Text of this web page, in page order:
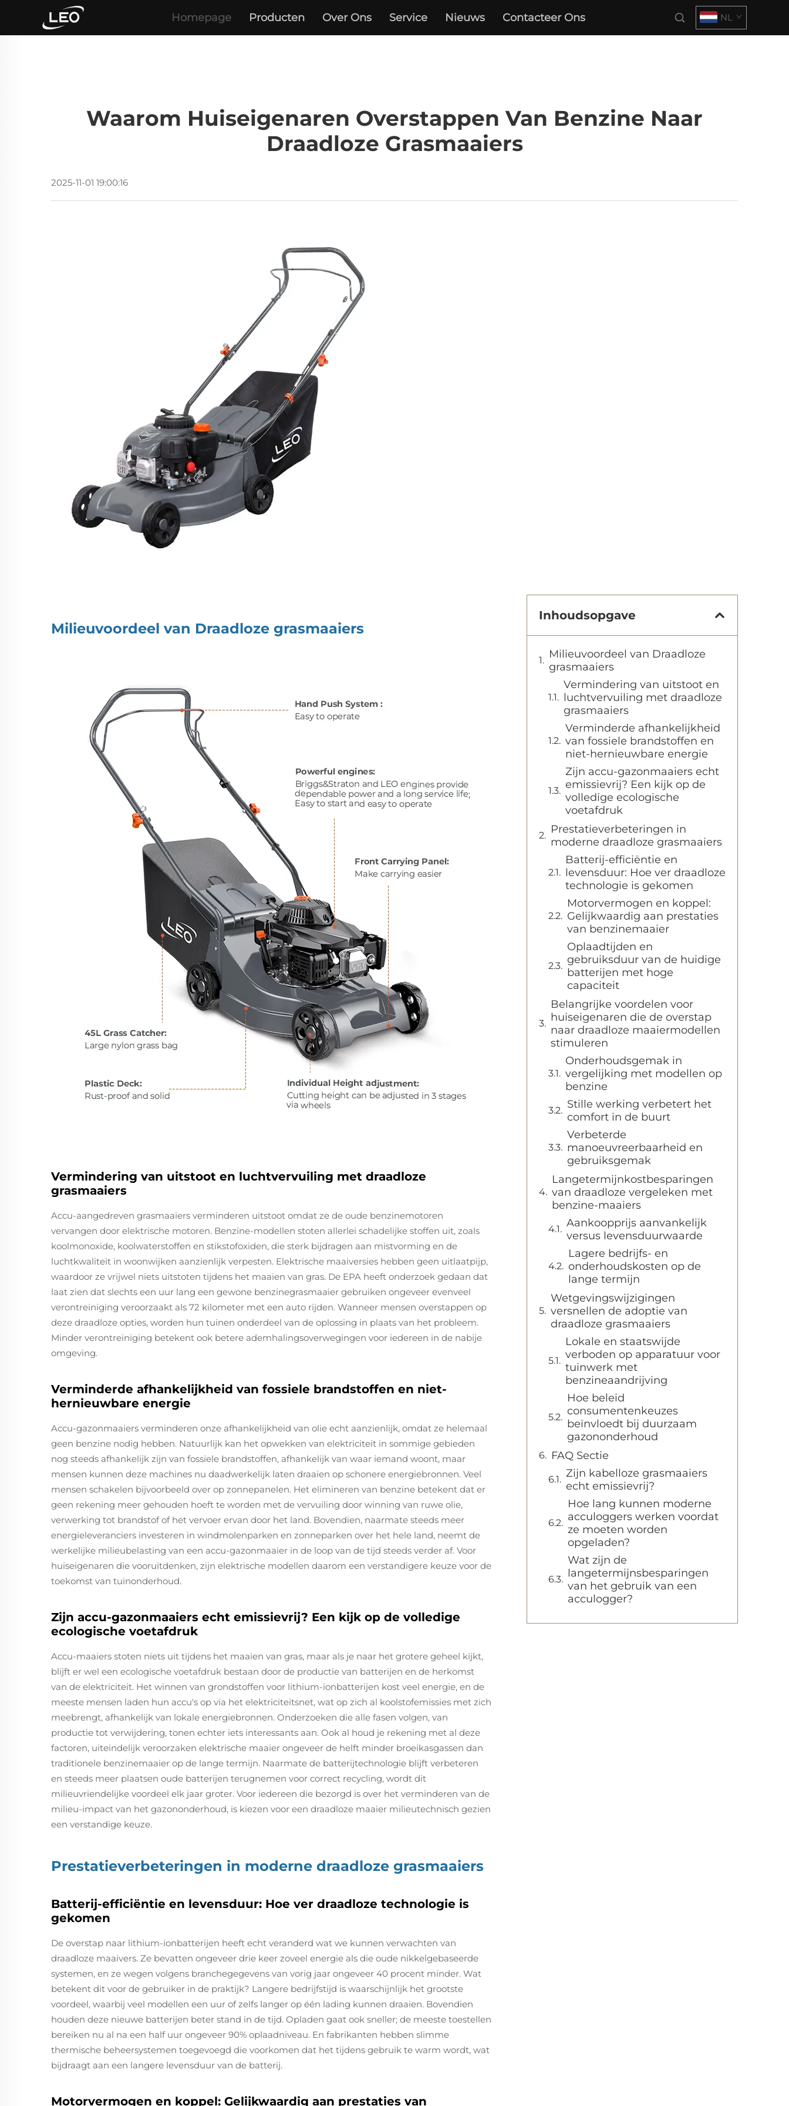
Homepage Producten Over Ons Service Nieuws Contacteer Ons NL
Waarom Huiseigenaren Overstappen Van Benzine Naar
Draadloze Grasmaaiers
2025-11-01 19:00:16
Milieuvoordeel van Draadloze grasmaaiers
Vermindering van uitstoot en luchtvervuiling met draadloze
grasmaaiers
Accu-aangedreven grasmaaiers verminderen uitstoot omdat ze de oude benzinemotoren
vervangen door elektrische motoren. Benzine-modellen stoten allerlei schadelijke stoffen uit, zoals
koolmonoxide, koolwaterstoffen en stikstofoxiden, die sterk bijdragen aan mistvorming en de
luchtkwaliteit in woonwijken aanzienlijk verpesten. Elektrische maaiversies hebben geen uitlaatpijp,
waardoor ze vrijwel niets uitstoten tijdens het maaien van gras. De EPA heeft onderzoek gedaan dat
laat zien dat slechts een uur lang een gewone benzinegrasmaaier gebruiken ongeveer evenveel
verontreiniging veroorzaakt als 72 kilometer met een auto rijden. Wanneer mensen overstappen op
deze draadloze opties, worden hun tuinen onderdeel van de oplossing in plaats van het probleem.
Minder verontreiniging betekent ook betere ademhalingsoverwegingen voor iedereen in de nabije
omgeving.
Verminderde afhankelijkheid van fossiele brandstoffen en niet-
hernieuwbare energie
Accu-gazonmaaiers verminderen onze afhankelijkheid van olie echt aanzienlijk, omdat ze helemaal
geen benzine nodig hebben. Natuurlijk kan het opwekken van elektriciteit in sommige gebieden
nog steeds afhankelijk zijn van fossiele brandstoffen, afhankelijk van waar iemand woont, maar
mensen kunnen deze machines nu daadwerkelijk laten draaien op schonere energiebronnen. Veel
mensen schakelen bijvoorbeeld over op zonnepanelen. Het elimineren van benzine betekent dat er
geen rekening meer gehouden hoeft te worden met de vervuiling door winning van ruwe olie,
verwerking tot brandstof of het vervoer ervan door het land. Bovendien, naarmate steeds meer
energieleveranciers investeren in windmolenparken en zonneparken over het hele land, neemt de
werkelijke milieubelasting van een accu-gazonmaaier in de loop van de tijd steeds verder af. Voor
huiseigenaren die vooruitdenken, zijn elektrische modellen daarom een verstandigere keuze voor de
toekomst van tuinonderhoud.
Zijn accu-gazonmaaiers echt emissievrij? Een kijk op de volledige
ecologische voetafdruk
Accu-maaiers stoten niets uit tijdens het maaien van gras, maar als je naar het grotere geheel kijkt,
blijft er wel een ecologische voetafdruk bestaan door de productie van batterijen en de herkomst
van de elektriciteit. Het winnen van grondstoffen voor lithium-ionbatterijen kost veel energie, en de
meeste mensen laden hun accu's op via het elektriciteitsnet, wat op zich al koolstofemissies met zich
meebrengt, afhankelijk van lokale energiebronnen. Onderzoeken die alle fasen volgen, van
productie tot verwijdering, tonen echter iets interessants aan. Ook al houd je rekening met al deze
factoren, uiteindelijk veroorzaken elektrische maaier ongeveer de helft minder broeikasgassen dan
traditionele benzinemaaier op de lange termijn. Naarmate de batterijtechnologie blijft verbeteren
en steeds meer plaatsen oude batterijen terugnemen voor correct recycling, wordt dit
milieuvriendelijke voordeel elk jaar groter. Voor iedereen die bezorgd is over het verminderen van de
milieu-impact van het gazononderhoud, is kiezen voor een draadloze maaier milieutechnisch gezien
een verstandige keuze.
Prestatieverbeteringen in moderne draadloze grasmaaiers
Batterij-efficiëntie en levensduur: Hoe ver draadloze technologie is
gekomen
De overstap naar lithium-ionbatterijen heeft echt veranderd wat we kunnen verwachten van
draadloze maaivers. Ze bevatten ongeveer drie keer zoveel energie als die oude nikkelgebaseerde
systemen, en ze wegen volgens branchegegevens van vorig jaar ongeveer 40 procent minder. Wat
betekent dit voor de gebruiker in de praktijk? Langere bedrijfstijd is waarschijnlijk het grootste
voordeel, waarbij veel modellen een uur of zelfs langer op één lading kunnen draaien. Bovendien
houden deze nieuwe batterijen beter stand in de tijd. Opladen gaat ook sneller; de meeste toestellen
bereiken nu al na een half uur ongeveer 90% oplaadniveau. En fabrikanten hebben slimme
thermische beheersystemen toegevoegd die voorkomen dat het tijdens gebruik te warm wordt, wat
bijdraagt aan een langere levensduur van de batterij.
Motorvermogen en koppel: Gelijkwaardig aan prestaties van
Inhoudsopgave
Milieuvoordeel van Draadloze
grasmaaiers
Vermindering van uitstoot en
luchtvervuiling met draadloze
grasmaaiers
Verminderde afhankelijkheid
van fossiele brandstoffen en
niet-hernieuwbare energie
Zijn accu-gazonmaaiers echt
emissievrij? Een kijk op de
volledige ecologische
voetafdruk
Prestatieverbeteringen in
moderne draadloze grasmaaiers
Batterij-efficiëntie en
levensduur: Hoe ver draadloze
technologie is gekomen
Motorvermogen en koppel:
Gelijkwaardig aan prestaties
van benzinemaaier
Oplaadtijden en
gebruiksduur van de huidige
batterijen met hoge
capaciteit
Belangrijke voordelen voor
huiseigenaren die de overstap
naar draadloze maaiermodellen
stimuleren
Onderhoudsgemak in
vergelijking met modellen op
benzine
Stille werking verbetert het
comfort in de buurt
Verbeterde
manoeuvreerbaarheid en
gebruiksgemak
Langetermijnkostbesparingen
van draadloze vergeleken met
benzine-maaiers
Aankoopprijs aanvankelijk
versus levensduurwaarde
Lagere bedrijfs- en
onderhoudskosten op de
lange termijn
Wetgevingswijzigingen
versnellen de adoptie van
draadloze grasmaaiers
Lokale en staatswijde
verboden op apparatuur voor
tuinwerk met
benzineaandrijving
Hoe beleid
consumentenkeuzes
beïnvloedt bij duurzaam
gazononderhoud
FAQ Sectie
Zijn kabelloze grasmaaiers
echt emissievrij?
Hoe lang kunnen moderne
acculoggers werken voordat
ze moeten worden
opgeladen?
Wat zijn de
langetermijnsbesparingen
van het gebruik van een
acculogger?